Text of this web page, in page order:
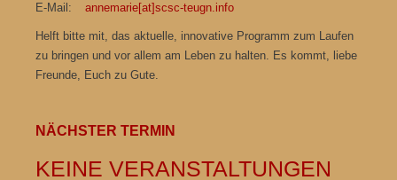
E-Mail:
annemarie[at]scsc-teugn.info
Helft bitte mit, das aktuelle, innovative Programm zum Laufen
zu bringen und vor allem am Leben zu halten. Es kommt, liebe
Freunde, Euch zu Gute.
NÄCHSTER TERMIN
KEINE VERANSTALTUNGEN